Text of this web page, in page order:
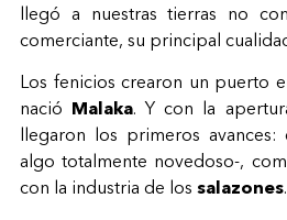
llegó a nuestras tierras no
comerciante, su principal
Los fenicios crearon un puerto
nació Malaka. Y con la
llegaron los primeros
algo totalmente novedoso-,
con la industria de los salazones.